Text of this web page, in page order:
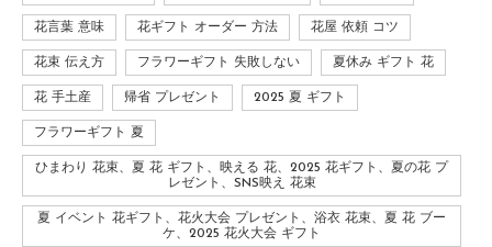
花言葉 意味 花ギフト オーダー 方法 花屋 依頼 コツ
花束 伝え方 フラワーギフト 失敗しない 夏休み ギフト 花
花 手土産 帰省 プレゼント 2025 夏 ギフト
フラワーギフト 夏
ひまわり 花束、夏 花 ギフト、映える 花、2025 花ギフト、夏の花 プ
レゼント、SNS映え 花束
夏 イベント 花ギフト、花火大会 プレゼント、浴衣 花束、夏 花 ブー
ケ、2025 花火大会 ギフト